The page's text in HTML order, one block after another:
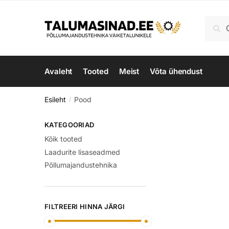
Avaleht Tooted Meist Võta ühendust
Esileht / Pood
KATEGOORIAD
Kõik tooted
Laadurite lisaseadmed
Põllumajandustehnika
FILTREERI HINNA JÄRGI